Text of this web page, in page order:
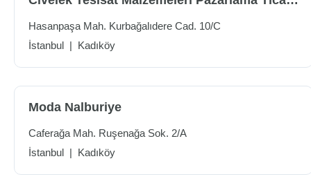
Hasanpaşa Mah. Kurbağalıdere Cad. 10/C
İstanbul | Kadıköy
Moda Nalburiye
Caferağa Mah. Ruşenağa Sok. 2/A
İstanbul | Kadıköy